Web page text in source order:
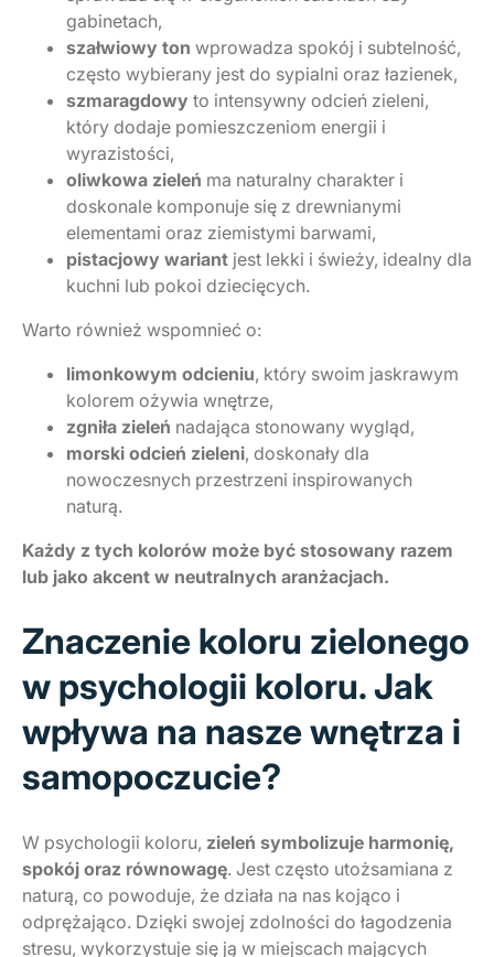
gabinetach,
szałwiowy ton wprowadza spokój i subtelność,
często wybierany jest do sypialni oraz łazienek,
szmaragdowy to intensywny odcień zieleni,
który dodaje pomieszczeniom energii i
wyrazistości,
oliwkowa zieleń ma naturalny charakter i
doskonale komponuje się z drewnianymi
elementami oraz ziemistymi barwami,
pistacjowy wariant jest lekki i świeży, idealny dla
kuchni lub pokoi dziecięcych.
Warto również wspomnieć o:
limonkowym odcieniu, który swoim jaskrawym
kolorem ożywia wnętrze,
zgniła zieleń nadająca stonowany wygląd,
morski odcień zieleni, doskonały dla
nowoczesnych przestrzeni inspirowanych
naturą.
Każdy z tych kolorów może być stosowany razem
lub jako akcent w neutralnych aranżacjach.
Znaczenie koloru zielonego
w psychologii koloru. Jak
wpływa na nasze wnętrza i
samopoczucie?
W psychologii koloru, zieleń symbolizuje harmonię,
spokój oraz równowagę. Jest często utożsamiana z
naturą, co powoduje, że działa na nas kojąco i
odprężająco. Dzięki swojej zdolności do łagodzenia
stresu, wykorzystuje się ją w miejscach mających